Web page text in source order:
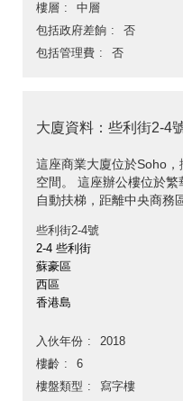
樓層
中層
包括政府差餉
否
包括管理費
否
大廈資料：些利街2-4
這座商業大廈位於Soho
空間。 這座辦公樓位於
自動扶梯，距離中央商務
些利街2-4號
2-4 些利街
蘇豪區
西區
香港島
入伙年份
2018
樓齡
6
樓盤類型
寫字樓